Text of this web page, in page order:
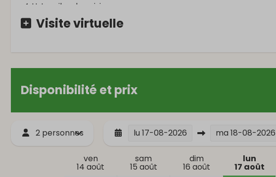
Ustensiles de cuisine
Micro-ondes
Cafetière à filtre
Lavage et séchage
Penderie
Visite virtuelle
Disponibilité et prix
2 personnes lu 17-08-2026 ma 18-08-2026
ven
14 août
sam
15 août
dim
16 août
lun
17 août